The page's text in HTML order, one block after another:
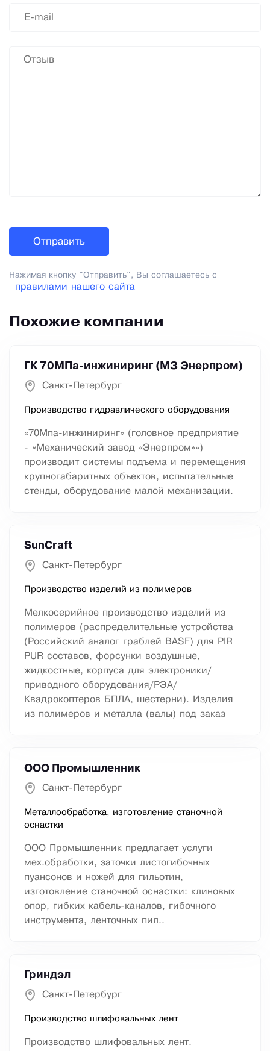
Нажимая кнопку "Отправить", Вы соглашаетесь с
правилами нашего сайта
Похожие компании
ГК 70МПа-инжиниринг (МЗ Энерпром)
Санкт-Петербург
Производство гидравлического оборудования
«70Мпа-инжиниринг» (головное предприятие
- «Механический завод «Энерпром»»)
производит системы подъема и перемещения
крупногабаритных объектов, испытательные
стенды, оборудование малой механизации.
SunCraft
Санкт-Петербург
Производство изделий из полимеров
Мелкосерийное производство изделий из
полимеров (распределительные устройства
(Российский аналог граблей BASF) для PIR
PUR составов, форсунки воздушные,
жидкостные, корпуса для электроники/
приводного оборудования/РЭА/
Квадрокоптеров БПЛА, шестерни). Изделия
из полимеров и металла (валы) под заказ
ООО Промышленник
Санкт-Петербург
Металлообработка, изготовление станочной
оснастки
ООО Промышленник предлагает услуги
мех.обработки, заточки листогибочных
пуансонов и ножей для гильотин,
изготовление станочной оснастки: клиновых
опор, гибких кабель-каналов, гибочного
инструмента, ленточных пил..
Гриндэл
Санкт-Петербург
Производство шлифовальных лент
Производство шлифовальных лент.